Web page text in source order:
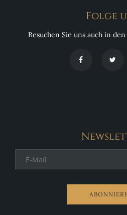
Folge
Besuchen Sie uns auch in